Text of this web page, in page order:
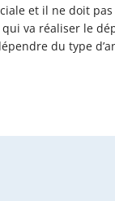
et il ne doit
va réaliser le
du type